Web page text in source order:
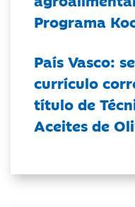
Programa
País Vasco:
currículo
título de
Aceites de